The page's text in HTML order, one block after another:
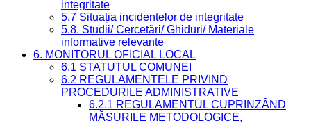
integritate
5.7 Situația incidentelor de integritate
5.8. Studii/ Cercetări/ Ghiduri/ Materiale
informative relevante
6. MONITORUL OFICIAL LOCAL
6.1 STATUTUL COMUNEI
6.2 REGULAMENTELE PRIVIND
PROCEDURILE ADMINISTRATIVE
6.2.1 REGULAMENTUL CUPRINZÂND
MĂSURILE METODOLOGICE,